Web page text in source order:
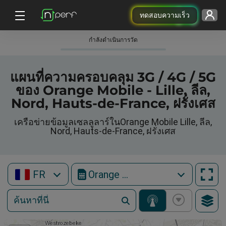
ทดสอบความเร็ว
กําลังดําเนินการวัด
แผนที่ความครอบคลุม 3G / 4G / 5G
ของ Orange Mobile - Lille, ลีล,
Nord, Hauts-de-France, ฝรั่งเศส
เครือข่ายข้อมูลเซลลูลาร์ในOrange Mobile Lille, ลีล,
Nord, Hauts-de-France, ฝรั่งเศส
FR Orange Mobile